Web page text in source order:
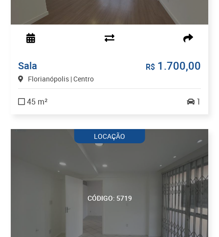
Sala
Florianópolis | Centro
R$1.700,00
45 m² 1
CÓDIGO: 5719
LOCAÇÃO